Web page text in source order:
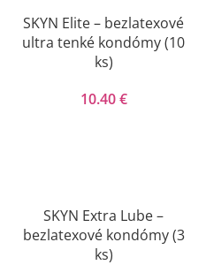
SKYN Elite – bezlatexové
ultra tenké kondómy (10
ks)
10.40€
SKYN Extra Lube –
bezlatexové kondómy (3
ks)